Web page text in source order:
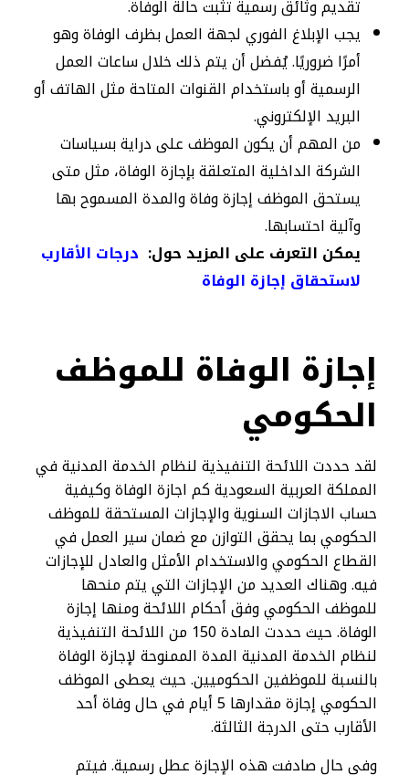
تقديم وثائق رسمية تثبت حالة الوفاة.
يجب الإبلاغ الفوري لجهة العمل بظرف الوفاة وهو
أمرًا ضروريًا. يُفضل أن يتم ذلك خلال ساعات العمل
الرسمية أو باستخدام القنوات المتاحة مثل الهاتف أو
البريد الإلكتروني.
من المهم أن يكون الموظف على دراية بسياسات
الشركة الداخلية المتعلقة بإجازة الوفاة، مثل متى
يستحق الموظف إجازة وفاة والمدة المسموح بها
وآلية احتسابها.
يمكن التعرف على المزيد حول: درجات الأقارب
لاستحقاق إجازة الوفاة
إجازة الوفاة للموظف
الحكومي
لقد حددت اللائحة التنفيذية لنظام الخدمة المدنية في
المملكة العربية السعودية كم اجازة الوفاة وكيفية
حساب الاجازات السنوية والإجازات المستحقة للموظف
الحكومي بما يحقق التوازن مع ضمان سير العمل في
القطاع الحكومي والاستخدام الأمثل والعادل للإجازات
فيه. وهناك العديد من الإجازات التي يتم منحها
للموظف الحكومي وفق أحكام اللائحة ومنها إجازة
الوفاة. حيث حددت المادة 150 من اللائحة التنفيذية
لنظام الخدمة المدنية المدة الممنوحة لإجازة الوفاة
بالنسبة للموظفين الحكوميين. حيث يعطى الموظف
الحكومي إجازة مقدارها 5 أيام في حال وفاة أحد
الأقارب حتى الدرجة الثالثة.
وفي حال صادفت هذه الإجازة عطل رسمية. فيتم